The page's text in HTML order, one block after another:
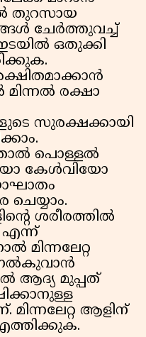
തുറസായ
ചേര്‍ത്തുവച്ച്
ഒതുക്കി
മിന്നല്‍ രക്ഷാ
സുരക്ഷക്കായി
പൊള്ളല്‍
കേള്‍വിയോ
ശരീരത്തില്‍
എന്ന്
മിന്നലേറ്റ
ആദ്യ മുപ്പത്
ആളിന്